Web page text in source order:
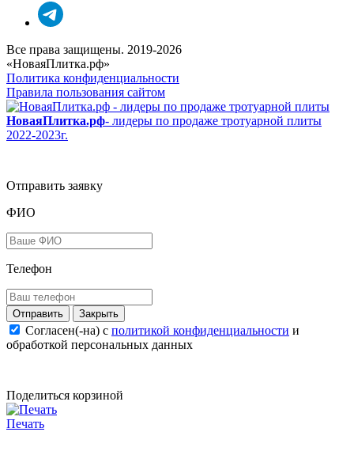
Все права защищены. 2019-2026
«НоваяПлитка.рф»
Политика конфиденциальности
Правила пользования сайтом
НоваяПлитка.рф- лидеры по продаже тротуарной плиты
2022-2023г.
Отправить заявку
ФИО
Телефон
Закрыть
Согласен(-на) c политикой конфиденциальности и
обработкой персональных данных
Поделиться корзиной
Печать